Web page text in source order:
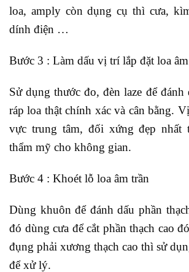
loa, amply còn dụng cụ thì cưa,
dính điện …
Bước 3 : Làm dấu vị trí lắp đặt loa
Sử dụng thước đo, đèn laze để
ráp loa thật chính xác và cân bằng.
vực trung tâm, đối xứng đẹp nhất
thẩm mỹ cho không gian.
Bước 4 : Khoét lỗ loa âm trần
Dùng khuôn để đánh dấu phần
đó dùng cưa để cắt phần thạch cao
đụng phải xương thạch cao thì sử
để xử lý.